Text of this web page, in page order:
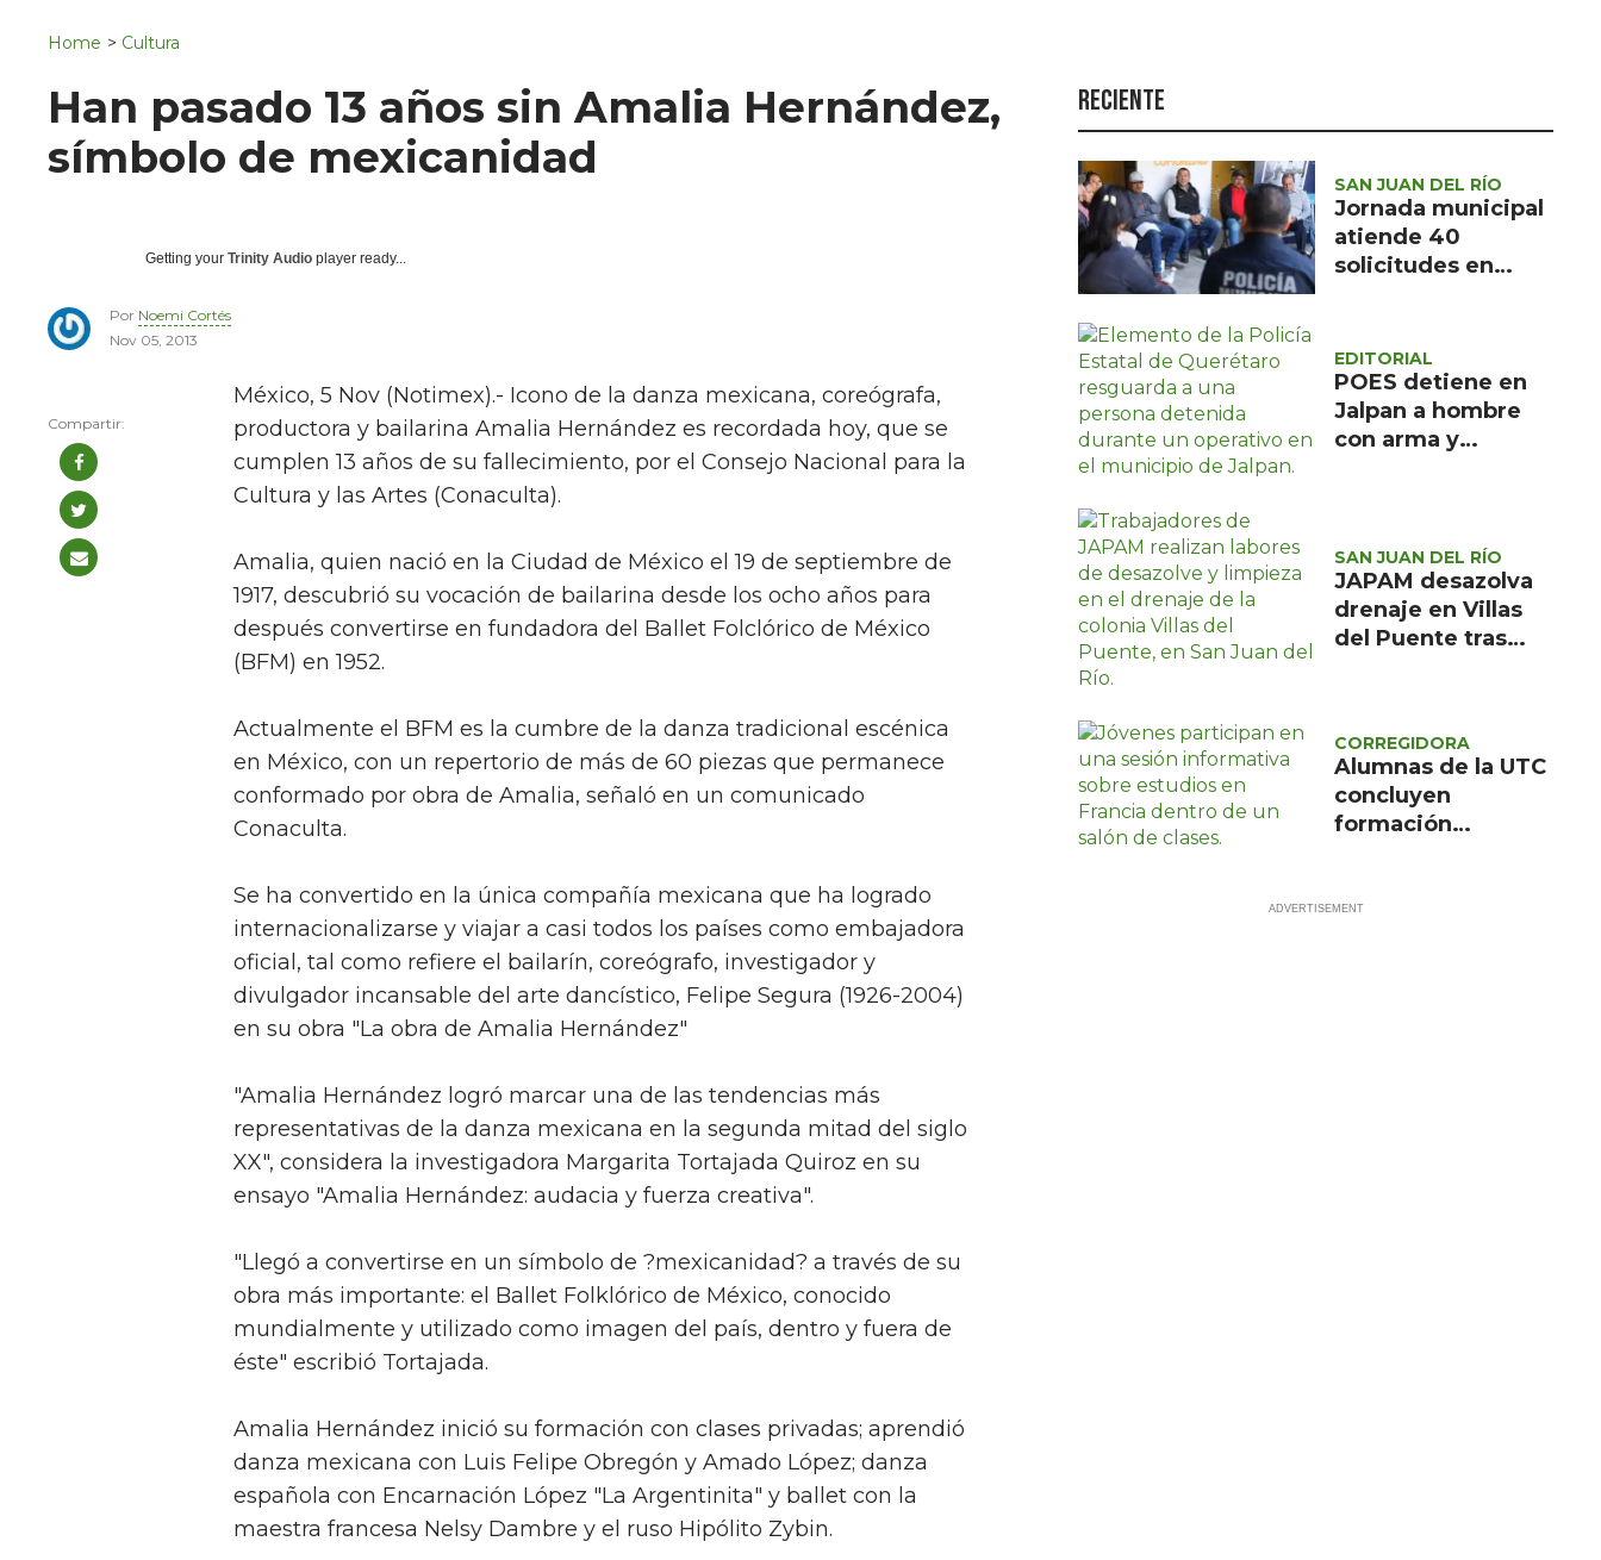
Política
Turismo
Asuntos Sociales
Estilo de vida
Home > Cultura
Han pasado 13 años sin Amalia Hernández,
símbolo de mexicanidad
Getting your Trinity Audio player ready...
Por Noemi Cortés
Nov 05, 2013
México, 5 Nov (Notimex).- Icono de la danza mexicana, coreógrafa,
productora y bailarina Amalia Hernández es recordada hoy, que se
cumplen 13 años de su fallecimiento, por el Consejo Nacional para la
Cultura y las Artes (Conaculta).
Amalia, quien nació en la Ciudad de México el 19 de septiembre de
1917, descubrió su vocación de bailarina desde los ocho años para
después convertirse en fundadora del Ballet Folclórico de México
(BFM) en 1952.
Actualmente el BFM es la cumbre de la danza tradicional escénica
en México, con un repertorio de más de 60 piezas que permanece
conformado por obra de Amalia, señaló en un comunicado
Conaculta.
Se ha convertido en la única compañía mexicana que ha logrado
internacionalizarse y viajar a casi todos los países como embajadora
oficial, tal como refiere el bailarín, coreógrafo, investigador y
divulgador incansable del arte dancístico, Felipe Segura (1926-2004)
en su obra "La obra de Amalia Hernández"
"Amalia Hernández logró marcar una de las tendencias más
representativas de la danza mexicana en la segunda mitad del siglo
XX", considera la investigadora Margarita Tortajada Quiroz en su
ensayo "Amalia Hernández: audacia y fuerza creativa".
"Llegó a convertirse en un símbolo de ?mexicanidad? a través de su
obra más importante: el Ballet Folklórico de México, conocido
mundialmente y utilizado como imagen del país, dentro y fuera de
éste" escribió Tortajada.
Amalia Hernández inició su formación con clases privadas; aprendió
danza mexicana con Luis Felipe Obregón y Amado López; danza
española con Encarnación López "La Argentinita" y ballet con la
maestra francesa Nelsy Dambre y el ruso Hipólito Zybin.
Reciente
SAN JUAN DEL RÍO
Jornada municipal
atiende 40
solicitudes en
EDITORIAL
POES detiene en
Jalpan a hombre
con arma y
SAN JUAN DEL RÍO
JAPAM desazolva
drenaje en Villas
del Puente tras
CORREGIDORA
Alumnas de la UTC
concluyen
formación